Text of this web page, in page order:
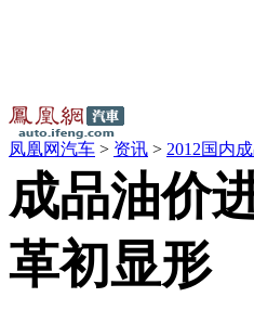
凤凰网汽车 > 资讯 > 2012国内
成品油价
革初显形